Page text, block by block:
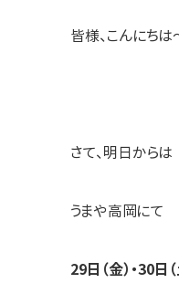
皆様、こんにち
さて、明日からは
うまや高岡にて
29日（金）・30日（